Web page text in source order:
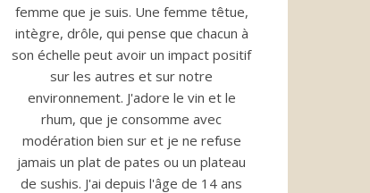
femme que je suis. Une femme têtue,
intègre, drôle, qui pense que chacun à
son échelle peut avoir un impact positif
sur les autres et sur notre
environnement. J'adore le vin et le
rhum, que je consomme avec
modération bien sur et je ne refuse
jamais un plat de pates ou un plateau
de sushis. J'ai depuis l'âge de 14 ans